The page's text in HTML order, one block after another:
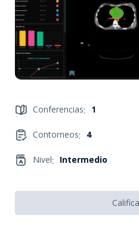
Conferencias: 1
Contorneos: 4
Nivel: Intermedio